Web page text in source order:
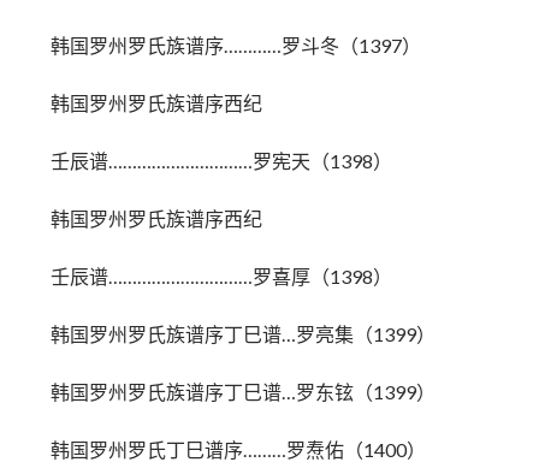
韩国罗州罗氏族谱序…………罗斗冬（1397）
韩国罗州罗氏族谱序西纪
壬辰谱…………………………罗宪天（1398）
韩国罗州罗氏族谱序西纪
壬辰谱…………………………罗喜厚（1398）
韩国罗州罗氏族谱序丁巳谱…罗亮集（1399）
韩国罗州罗氏族谱序丁巳谱…罗东铉（1399）
韩国罗州罗氏丁巳谱序………罗焘佑（1400）